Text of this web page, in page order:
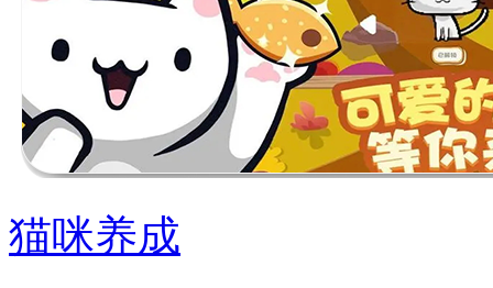
猫咪养成